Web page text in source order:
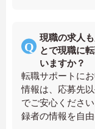
現職の求人
とで現職に
いますか？
転職サポートに
情報は、応募先
でご安心くださ
録者の情報を自